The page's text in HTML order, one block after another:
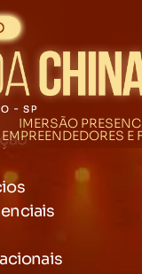
IMERSÃO
EMPREENDEDORES E